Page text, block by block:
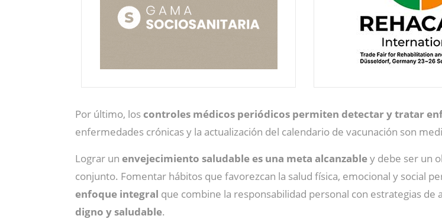
Por último, loscontroles médicos periódicos permiten detectar y tratar
enfermedades crónicas y la actualización del calendario de vacunación son
Lograr un envejecimiento saludable es una meta alcanzabley debe ser un
conjunto. Fomentar hábitos que favorezcan la salud física, emocional y social
enfoque integral que combine la responsabilidad personal con estrategias
digno y saludable.